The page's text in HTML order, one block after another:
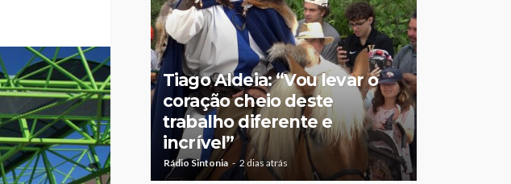
esta
tenha sido
Tiago Aldeia: “Vou levar o
coração cheio deste
trabalho diferente e
incrível”
Rádio Sintonia 2 dias atrás